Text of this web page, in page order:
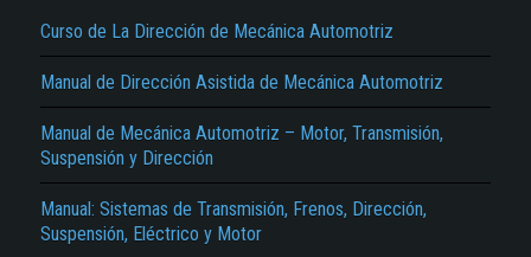
Curso de La Dirección de Mecánica Automotriz
Manual de Dirección Asistida de Mecánica Automotriz
Manual de Mecánica Automotriz – Motor, Transmisión,
Suspensión y Dirección
Manual: Sistemas de Transmisión, Frenos, Dirección,
Suspensión, Eléctrico y Motor
El Título es incorrecto según el contenido.
Texto o Imagen de portada son erróneos.